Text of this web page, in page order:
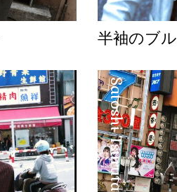
半袖のブ
Satoshi Tsuruta